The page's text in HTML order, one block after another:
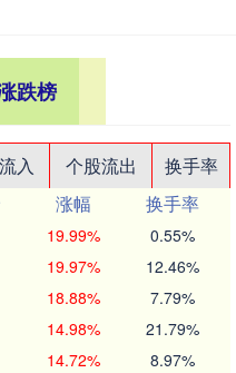
跌榜
入 个股流出
换手率
涨幅
换手率
19.99% 0.55%
19.97% 12.46%
18.88% 7.79%
14.98% 21.79%
14.72% 8.97%